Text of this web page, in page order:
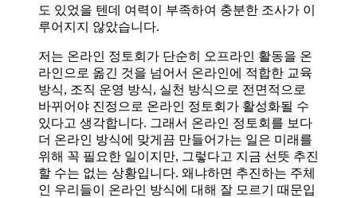
도 있었을 텐데 여력이 부족하여 충분한 조사가 이
루어지지 않았습니다.
저는 온라인 정토회가 단순히 오프라인 활동을 온
라인으로 옮긴 것을 넘어서 온라인에 적합한 교육
방식, 조직 운영 방식, 실천 방식으로 전면적으로
바뀌어야 진정으로 온라인 정토회가 활성화될 수
있다고 생각합니다. 그래서 온라인 정토회를 보다
더 온라인 방식에 맞게끔 만들어가는 일은 미래를
위해 꼭 필요한 일이지만, 그렇다고 지금 선뜻 추진
할 수는 없는 상황입니다. 왜냐하면 추진하는 주체
인 우리들이 온라인 방식에 대해 잘 모르기 때문입